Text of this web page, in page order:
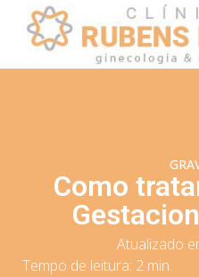
Como
Atualizado
Tempo de leitura: 2 min.